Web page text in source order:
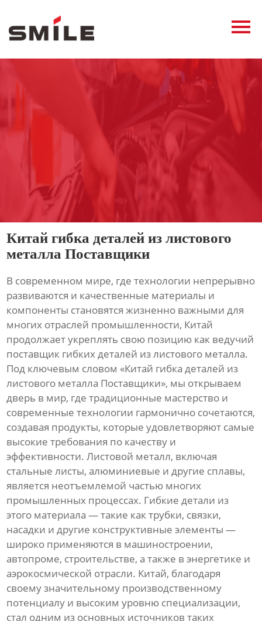
Продукция
О нас
Контакты
Китай гибка деталей из листового
металла Поставщики
В современном мире, где технологии непрерывно
развиваются и качественные материалы и
компоненты становятся жизненно важными для
многих отраслей промышленности, Китай
продолжает укреплять свою позицию как ведучий
поставщик гибких деталей из листового металла.
Под ключевым словом «Китай гибка деталей из
листового металла Поставщики», мы открываем
дверь в мир, где традиционные мастерство и
современные технологии гармонично сочетаются,
создавая продукты, которые удовлетворяют самые
высокие требования по качеству и
эффективности. Листовой металл, включая
стальные листы, алюминиевые и другие сплавы,
является неотъемлемой частью многих
промышленных процессах. Гибкие детали из
этого материала — такие как трубки, связки,
насадки и другие конструктивные элементы —
широко применяются в машиностроении,
автопроме, строительстве, а также в энергетике и
аэрокосмической отрасли. Китай, благодаря
своему значительному производственному
потенциалу и высоким уровню специализации,
стал одним из основных источников таких